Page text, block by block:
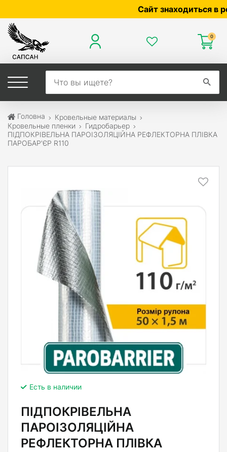
Сайт знаходиться в
0
Головна
Кровельные материалы
Кровельные пленки
Гидробарьер
ПІДПОКРІВЕЛЬНА ПАРОІЗОЛЯЦІЙНА РЕФЛЕКТОРНА ПЛІВКА
ПАРОБАР'ЄР R110
Есть в наличии
ПІДПОКРІВЕЛЬНА
ПАРОІЗОЛЯЦІЙНА
РЕФЛЕКТОРНА ПЛІВКА